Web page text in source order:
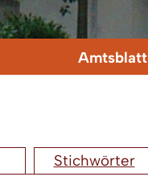
Amtsblatt
Stichwörter